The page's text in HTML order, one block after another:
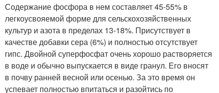
Содержание фосфора в нем составляет 45-55% в
легкоусвояемой форме для сельскохозяйственных
культур и азота в пределах 13-18%. Присутствует в
качестве добавки сера (6%) и полностью отсутствует
гипс. Двойной суперфосфат очень хорошо растворяется
в воде и обычно выпускается в виде гранул. Его вносят
в почву ранней весной или осенью. За это время он
успевает полностью впитаться и разойтись по